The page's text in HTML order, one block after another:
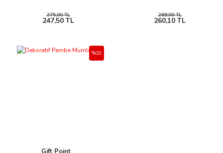
275,00 TL
247,50 TL
289,00 TL
260,10 TL
%10